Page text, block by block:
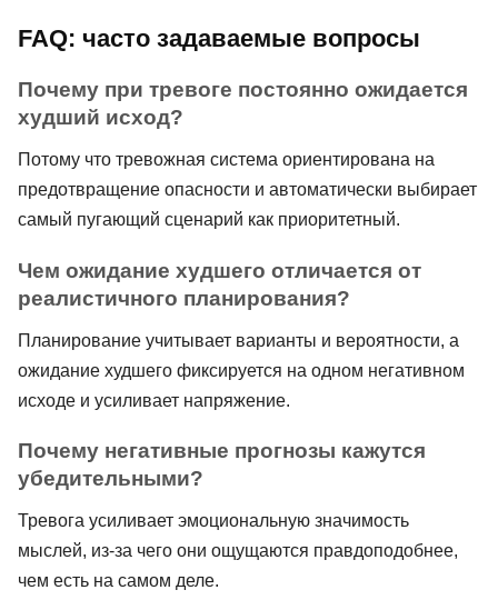
FAQ: часто задаваемые вопросы
Почему при тревоге постоянно ожидается
худший исход?
Потому что тревожная система ориентирована на
предотвращение опасности и автоматически выбирает
самый пугающий сценарий как приоритетный.
Чем ожидание худшего отличается от
реалистичного планирования?
Планирование учитывает варианты и вероятности, а
ожидание худшего фиксируется на одном негативном
исходе и усиливает напряжение.
Почему негативные прогнозы кажутся
убедительными?
Тревога усиливает эмоциональную значимость
мыслей, из-за чего они ощущаются правдоподобнее,
чем есть на самом деле.